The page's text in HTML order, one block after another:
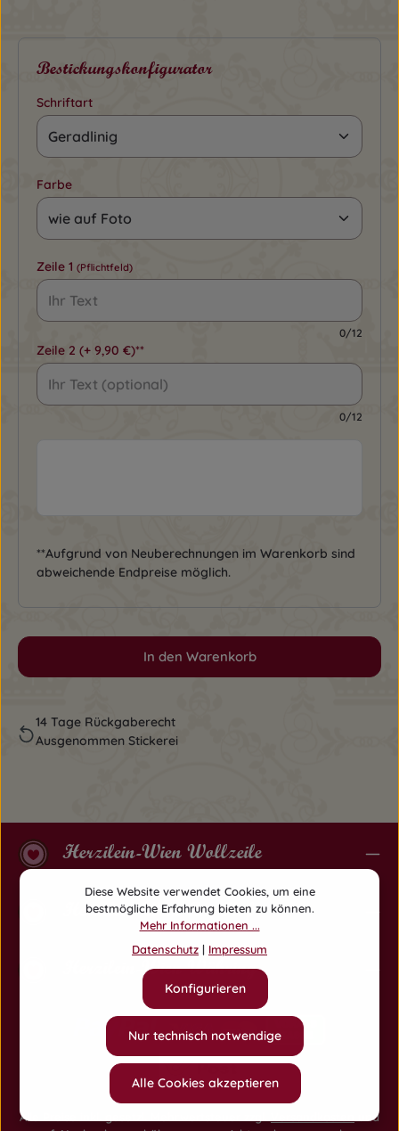
Bestickungskonfigurator
Schriftart
Farbe
Zeile 1 (Pflichtfeld)
0/12
Zeile 2 (+ 9,90 €)**
0/12
**Aufgrund von Neuberechnungen im Warenkorb sind
abweichende Endpreise möglich.
In den Warenkorb
14 Tage Rückgaberecht
Ausgenommen Stickerei
Herzilein-Wien Wollzeile
Herzilein-Wien Am Hof
Herzilein-Wien Währing
Alle Preise inkl. gesetzl. Mehrwertsteuer zzgl.
und
Diese Website verwendet Cookies, um eine
bestmögliche Erfahrung bieten zu können.
Mehr Informationen ...
Datenschutz | Impressum
Nur technisch notwendige
Konfigurieren
Alle Cookies akzeptieren